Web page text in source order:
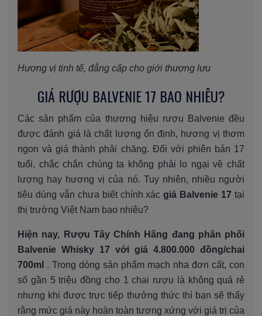
Hương vị tinh tế, đẳng cấp cho giới thượng lưu
GIÁ RƯỢU BALVENIE 17 BAO NHIÊU?
Các sản phẩm của thương hiệu rượu Balvenie đều
được đánh giá là chất lượng ổn định, hương vị thơm
ngon và giá thành phải chăng. Đối với phiên bản 17
tuổi, chắc chắn chúng ta không phải lo ngại về chất
lượng hay hương vị của nó. Tuy nhiên, nhiều người
tiêu dùng vẫn chưa biết chính xácgiá Balvenie 17tại
thị trường Việt Nam bao nhiêu?
Hiện nay, Rượu Tây Chính Hãng đang phân phối
Balvenie Whisky 17 với giá 4.800.000 đồng/chai
700ml . Trong dòng sản phẩm mạch nha đơn cất, con
số gần 5 triệu đồng cho 1 chai rượu là không quá rẻ
nhưng khi được trực tiếp thưởng thức thì bạn sẽ thấy
rằng mức giá này hoàn toàn tương xứng với giá trị của